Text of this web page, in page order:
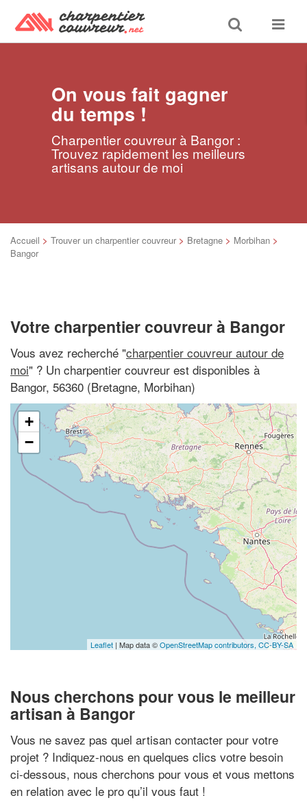
Toggle
search
Toggle
On vous fait gagner
du temps !
Charpentier couvreur à Bangor :
Trouvez rapidement les meilleurs
artisans autour de moi
Accueil > Trouver un charpentier couvreur > Bretagne > Morbihan >
Bangor
Votre charpentier couvreur à Bangor
Vous avez recherché "charpentier couvreur autour de
moi" ? Un charpentier couvreur est disponibles à
Bangor, 56360 (Bretagne, Morbihan)
+
−
Leaflet | Map data ©OpenStreetMap contributors, CC-BY-SA
Nous cherchons pour vous le meilleur
artisan à Bangor
Vous ne savez pas quel artisan contacter pour votre
projet ? Indiquez-nous en quelques clics votre besoin
ci-dessous, nous cherchons pour vous et vous mettons
en relation avec le pro qu’il vous faut !